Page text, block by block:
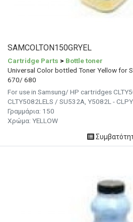
SAMCOLTON150GRYEL
Cartridge Parts > Bottle toner
Universal Color bottled Toner Yellow for
670/ 680
For use in Samsung/ HP cartridges
CLTY5082LELS / SU532A, Y5082L -
Γραμμάρια: 150
Χρώμα: YELLOW